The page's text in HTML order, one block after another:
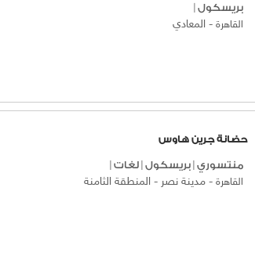
بريسكول
القاهرة - المعادي
حضانة جرين هاوس
منتسوري بريسكول لغات
القاهرة - مدينة نصر - المنطقة الثامنة